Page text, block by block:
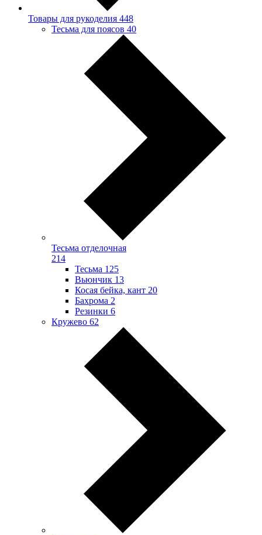
Товары для рукоделия 448
Тесьма для поясов 40
Тесьма отделочная
214
Тесьма 125
Вьюнчик 13
Косая бейка, кант 20
Бахрома 2
Резинки 6
Кружево 62